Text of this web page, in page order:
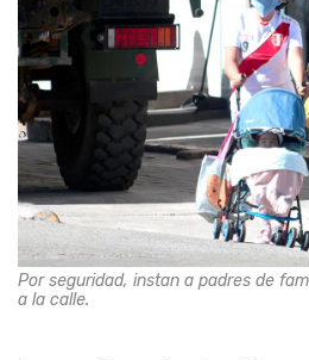
Por seguridad, instan a padres de
a la calle.